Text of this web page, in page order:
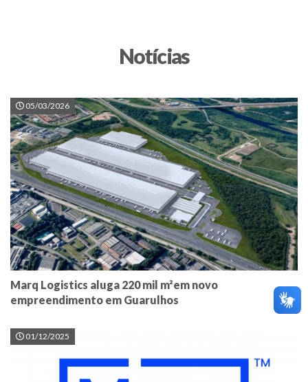
Notícias
05/03/2026
Marq Logistics aluga 220 mil m²em novo
empreendimento em Guarulhos
01/12/2025